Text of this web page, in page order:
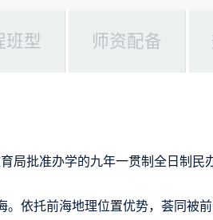
班型 师资配备
局批准办学的九年一贯制全日制民
依托前海地理位置优势，荟同被